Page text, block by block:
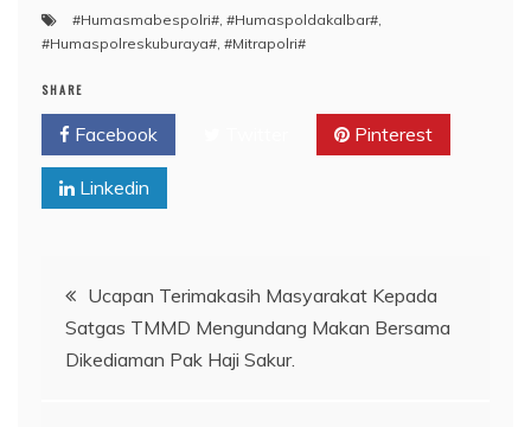
#Humasmabespolri# #Humaspoldakalbar#
#Humaspolreskuburaya# #Mitrapolri#
SHARE
Facebook Pinterest
Linkedin
Navigasi
pos
Ucapan Terimakasih Masyarakat Kepada
Satgas TMMD Mengundang Makan Bersama
Dikediaman Pak Haji Sakur.